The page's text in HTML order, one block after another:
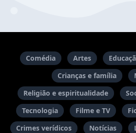
Comédia Artes
Crianças e família
Religião e espiritualidade
Tecnologia
Filme e TV
Crimes verídicos
Notícias